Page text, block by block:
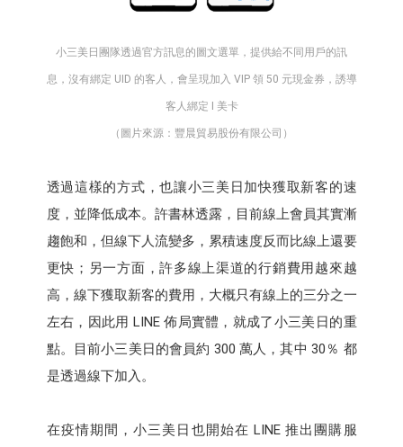
小三美日團隊透過官方訊息的圖文選單，提供給不同用戶的訊
息，沒有綁定 UID 的客人，會呈現加入 VIP 領 50 元現金券，誘導
客人綁定 I 美卡
（圖片來源：豐晨貿易股份有限公司）
透過這樣的方式，也讓小三美日加快獲取新客的速
度，並降低成本。許書林透露，目前線上會員其實漸
趨飽和，但線下人流變多，累積速度反而比線上還要
更快；另一方面，許多線上渠道的行銷費用越來越
高，線下獲取新客的費用，大概只有線上的三分之一
左右，因此用 LINE 佈局實體，就成了小三美日的重
點。目前小三美日的會員約 300 萬人，其中 30％ 都
是透過線下加入。
在疫情期間，小三美日也開始在 LINE 推出團購服